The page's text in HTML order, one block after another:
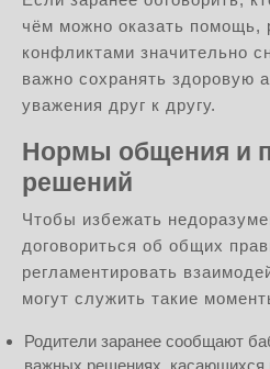
чём можно оказать помощь,
конфликтами значительно
важно сохранять здоровую
уважения друг к другу.
Нормы общения и
решений
Чтобы избежать
договориться об общих
регламентировать
могут служить такие
Родители заранее сообщают
важных решениях, касающихся